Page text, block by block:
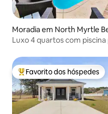
Moradia em North Myrtle
Luxo 4 quartos com
Favoritos dos hóspedes
Favorito dos hóspedes